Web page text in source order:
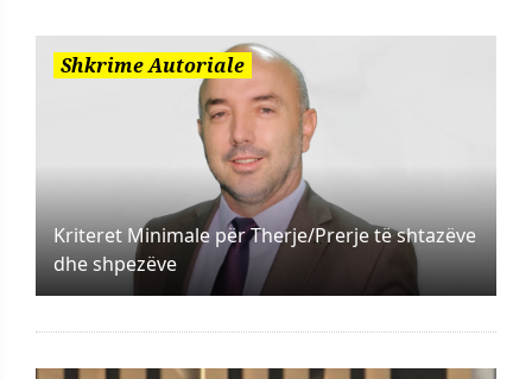
Shkrime Autoriale
Kriteret Minimale për Therje/Prerje të shtazëve
dhe shpezëve